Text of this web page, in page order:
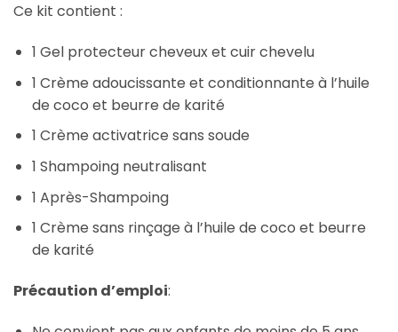
Ce kit contient :
1 Gel protecteur cheveux et cuir chevelu
1 Crème adoucissante et conditionnante à l’huile
de coco et beurre de karité
1 Crème activatrice sans soude
1 Shampoing neutralisant
1 Après-Shampoing
1 Crème sans rinçage à l’huile de coco et beurre
de karité
Précaution d’emploi: